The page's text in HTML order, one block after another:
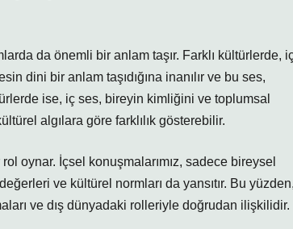
da önemli bir anlam taşır. Farklı kültürlerde,
dini bir anlam taşıdığına inanılır ve bu ses,
ise, iç ses, bireyin kimliğini ve toplumsal
algılara göre farklılık gösterebilir.
oynar. İçsel konuşmalarımız, sadece bireysel
ve kültürel normları da yansıtır. Bu
ve dış dünyadaki rolleriyle doğrudan ilişkilidir.